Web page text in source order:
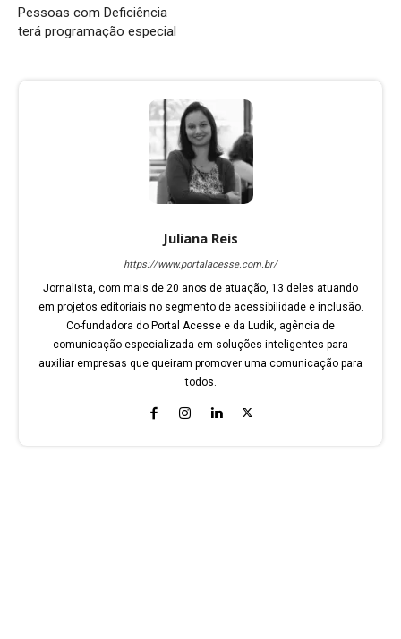
Pessoas com Deficiência
terá programação especial
Juliana Reis
https://www.portalacesse.com.br/
Jornalista, com mais de 20 anos de atuação, 13 deles atuando
em projetos editoriais no segmento de acessibilidade e inclusão.
Co-fundadora do Portal Acesse e da Ludik, agência de
comunicação especializada em soluções inteligentes para
auxiliar empresas que queiram promover uma comunicação para
todos.